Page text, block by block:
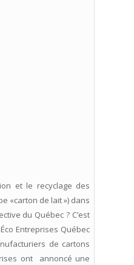
et le recyclage des
«carton de lait ») dans
du Québec ? C’est
Entreprises Québec
de cartons
ont annoncé une